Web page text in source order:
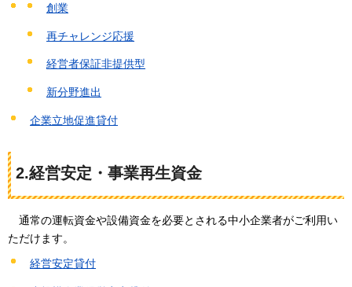
創業
再チャレンジ応援
経営者保証非提供型
新分野進出
企業立地促進貸付
2.経営安定・事業再生資金
通常の運転資金や設備資金を必要とされる中小企業者がご利用い
ただけます。
経営安定貸付